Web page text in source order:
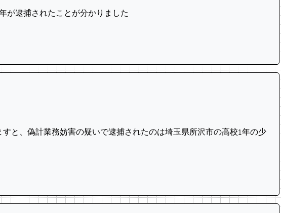
が逮捕されたことが分かりました
と、偽計業務妨害の疑いで逮捕されたのは埼玉県所沢市の高校1年の少